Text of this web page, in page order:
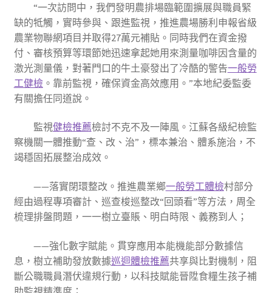
“一次訪問中，我們發明農排場臨範圍擴展與職員緊
缺的牴觸，實時參與、跟進監視，推進農場勝利申報省級
農業物聯網項目并取得27萬元補貼。同時我們在資金撥
付、審核預算等環節她迅速拿起她用來測量咖啡因含量的
激光測量儀，對著門口的牛土豪發出了冷酷的警告一般勞
工健檢。靠前監視，確保資金高效應用。”本地紀委監委
有關擔任同道說。
監視健檢推薦檢討不克不及一陣風。江蘇各級紀檢監
察機關一體推動“查、改、治”，標本兼治、體系施治，不
竭穩固拓展整治成效。
——落實閉環整改。推進農業鄉一般勞工體檢村部分
經由過程專項審計、巡查梭巡整改“回頭看”等方法，周全
梳理排盤問題，一一樹立臺賬、明白時限、義務到人；
——強化數字賦能。貫穿應用本能機能部分數據信
息，樹立補助發放數據巡迴體檢推薦共享與比對機制，阻
斷公職職員潛伏違規行動，以科技賦能晉陞食糧生孩子補